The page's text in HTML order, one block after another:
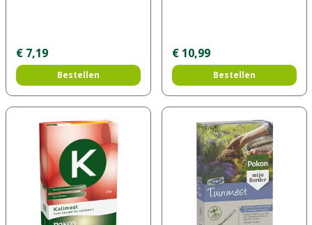
€ 7,19
Bestellen
€ 10,99
Bestellen